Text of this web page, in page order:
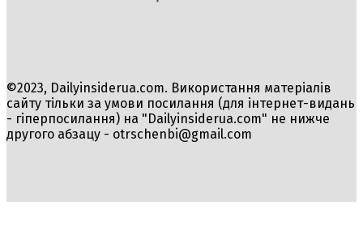
©2023, Dailyinsiderua.com. Використання матеріалів
сайту тільки за умови посилання (для інтернет-видань
- гіперпосилання) на "Dailyinsiderua.com" не нижче
другого абзацу - otrschenbi@gmail.com